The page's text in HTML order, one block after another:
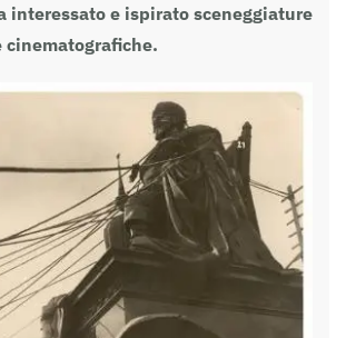
interessato e ispirato sceneggiature
cinematografiche.